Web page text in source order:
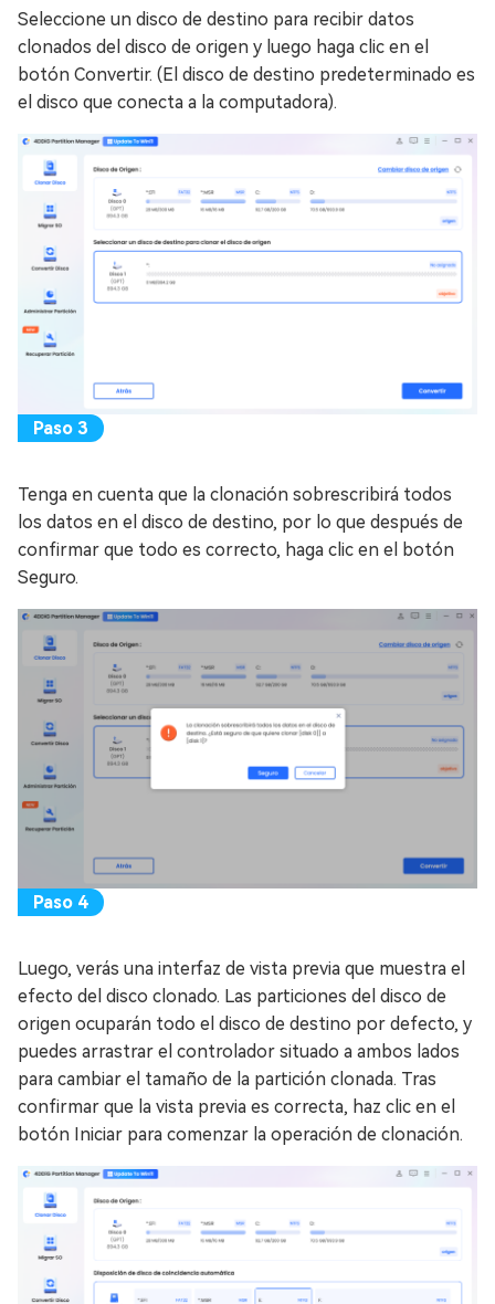
Seleccione un disco de destino para recibir datos
clonados del disco de origen y luego haga clic en el
botón Convertir. (El disco de destino predeterminado es
el disco que conecta a la computadora).
Tenga en cuenta que la clonación sobrescribirá todos
los datos en el disco de destino, por lo que después de
confirmar que todo es correcto, haga clic en el botón
Seguro.
Luego, verás una interfaz de vista previa que muestra el
efecto del disco clonado. Las particiones del disco de
origen ocuparán todo el disco de destino por defecto, y
puedes arrastrar el controlador situado a ambos lados
para cambiar el tamaño de la partición clonada. Tras
confirmar que la vista previa es correcta, haz clic en el
botón Iniciar para comenzar la operación de clonación.